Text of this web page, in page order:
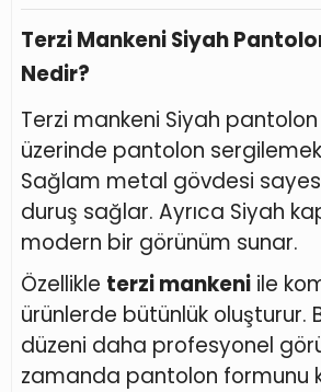
Terzi Mankeni Siyah
Nedir?
Terzi mankeni Siyah pantolon
üzerinde pantolon
Sağlam metal gövdesi
duruş sağlar. Ayrıca Siyah
modern bir görünüm sunar.
Özellikle terzi mankeni ile
ürünlerde bütünlük oluşturur.
düzeni daha profesyonel
zamanda pantolon formunu